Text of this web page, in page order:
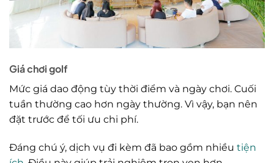
Giá chơi golf
Mức giá dao động tùy thời điểm và ngày chơi. Cuối
tuần thường cao hơn ngày thường. Vì vậy, bạn nên
đặt trước để tối ưu chi phí.
Đáng chú ý, dịch vụ đi kèm đã bao gồm nhiều tiện